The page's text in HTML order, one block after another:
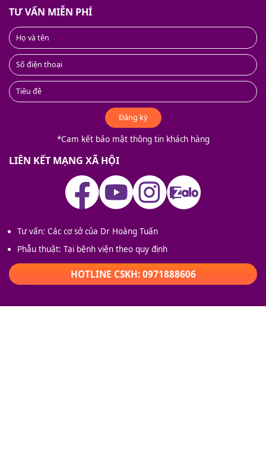
TƯ VẤN MIỄN PHÍ
Đăng ký
*Cam kết bảo mật thông tin khách hàng
LIÊN KẾT MẠNG XÃ HỘI
Tư vấn: Các cơ sở của Dr Hoàng Tuấn
Phẫu thuật: Tại bệnh viện theo quy định
HOTLINE CSKH: 0971888606